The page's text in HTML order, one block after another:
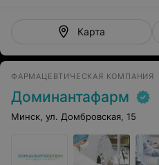
Карта
ФАРМАЦЕВТИЧЕСКАЯ КОМПАНИЯ
Доминантафарм
Минск, ул. Домбровская, 15